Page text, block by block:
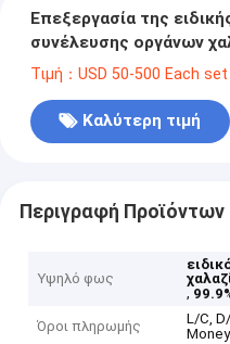
Επεξεργασία της
συνέλευσης οργάνων
Τιμή：USD 50-500 Each set
Καλύτερη τιμή
Περιγραφή Προϊόντων
Υψηλό φως
,
Όροι πληρωμής
L/C,